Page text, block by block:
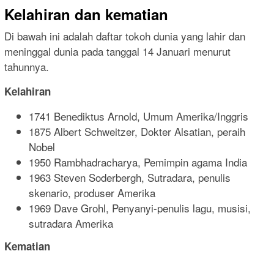
Kelahiran dan kematian
Di bawah ini adalah daftar tokoh dunia yang lahir dan
meninggal dunia pada tanggal 14 Januari menurut
tahunnya.
Kelahiran
1741 Benediktus Arnold, Umum Amerika/Inggris
1875 Albert Schweitzer, Dokter Alsatian, peraih
Nobel
1950 Rambhadracharya, Pemimpin agama India
1963 Steven Soderbergh, Sutradara, penulis
skenario, produser Amerika
1969 Dave Grohl, Penyanyi-penulis lagu, musisi,
sutradara Amerika
Kematian